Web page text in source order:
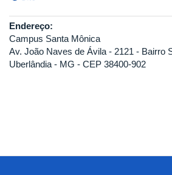
Endereço:
Campus Santa Mônica
Av. João Naves de Ávila - 2121 - Bairro
Uberlândia - MG - CEP 38400-902